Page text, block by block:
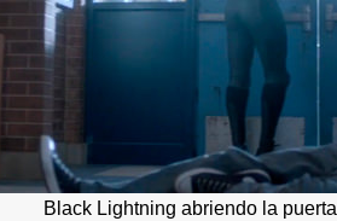
Black Lightning abriendo la puerta